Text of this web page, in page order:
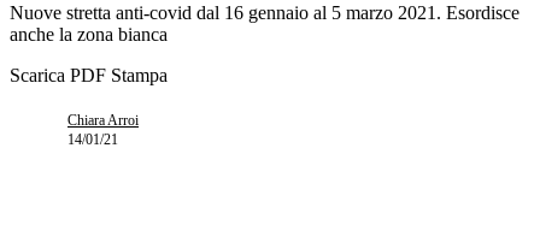
Nuove stretta anti-covid dal 16 gennaio al 5 marzo 2021. Esordisce
anche la zona bianca
Scarica PDF Stampa
Chiara Arroi
14/01/21